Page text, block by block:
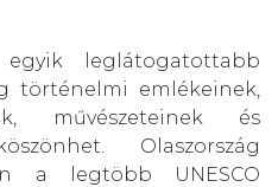
leglátogatottabb
történelmi emlékeinek,
művészeteinek és
Olaszország
a legtöbb UNESCO